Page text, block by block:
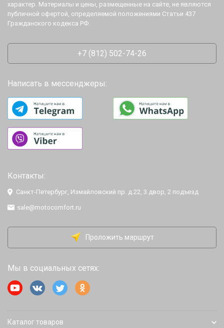
характер. Материалы и цены, размещенные на сайте, не являются
публичной офертой, определяемой положениями Статьи 437
Гражданского кодекса РФ.
+7 (812) 502-74-26
Написать в мессенджеры:
Контакты:
Санкт-Петербург, Измайловский пр. д.22, 3 двор, 2 подъезд
sale@motocomfort.ru
Проложить маршрут
Мы в социальных сетях:
Каталог товаров